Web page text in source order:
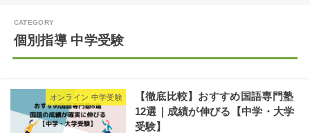
個別指導 中学受験
オンライン 中学受験
【徹底比較】おすすめ国語専門塾
12選｜成績が伸びる【中学・大学
受験】